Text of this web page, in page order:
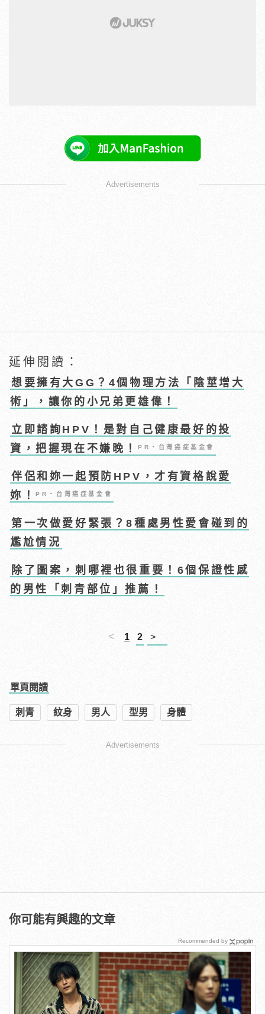
Advertisements
延伸閱讀：
想要擁有大GG？4個物理方法「陰莖增大
術」，讓你的小兄弟更雄偉！
立即諮詢HPV！是對自己健康最好的投
資，把握現在不嫌晚！PR・台灣癌症基金會
伴侶和妳一起預防HPV，才有資格說愛
妳！PR・台灣癌症基金會
第一次做愛好緊張？8種處男性愛會碰到的
尷尬情況
除了圖案，刺哪裡也很重要！6個保證性感
的男性「刺青部位」推薦！
< 1 2 >
單頁閱讀
刺青 紋身 男人 型男 身體
Advertisements
你可能有興趣的文章
Recommended by